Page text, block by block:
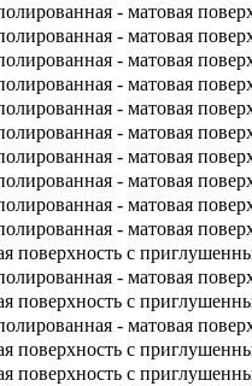
- матовая
- матовая
- матовая
- матовая
- матовая
- матовая
- матовая
- матовая
- матовая
- матовая
поверхность с
- матовая
поверхность с
- матовая
поверхность с
поверхность с